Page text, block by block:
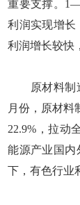
重要支撑。
利润实现增长
利润增长较快
原材料制造
月份，原材料
22.9%，拉动
能源产业国内
下，有色行业